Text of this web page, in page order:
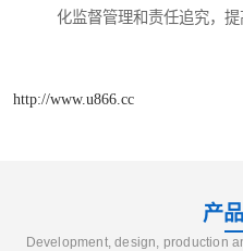
化监督管理和责任追究，提
http://www.u866.cc
产
Development, design, production